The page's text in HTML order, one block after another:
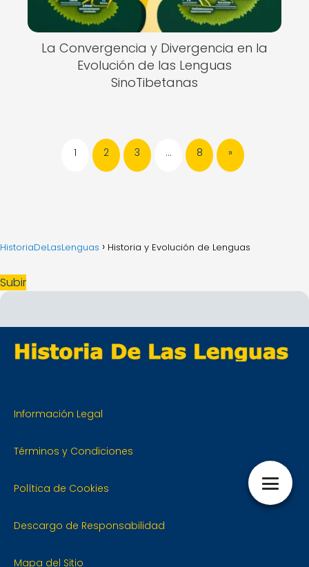
La Convergencia y Divergencia en la
Evolución de las Lenguas
SinoTibetanas
1 2 3 … 8 »
HistoriaDeLasLenguas Historia y Evolución de Lenguas
Subir
Información Legal
Términos y Condiciones
Política de Cookies
Descargo de Responsabilidad
Mapa del Sitio